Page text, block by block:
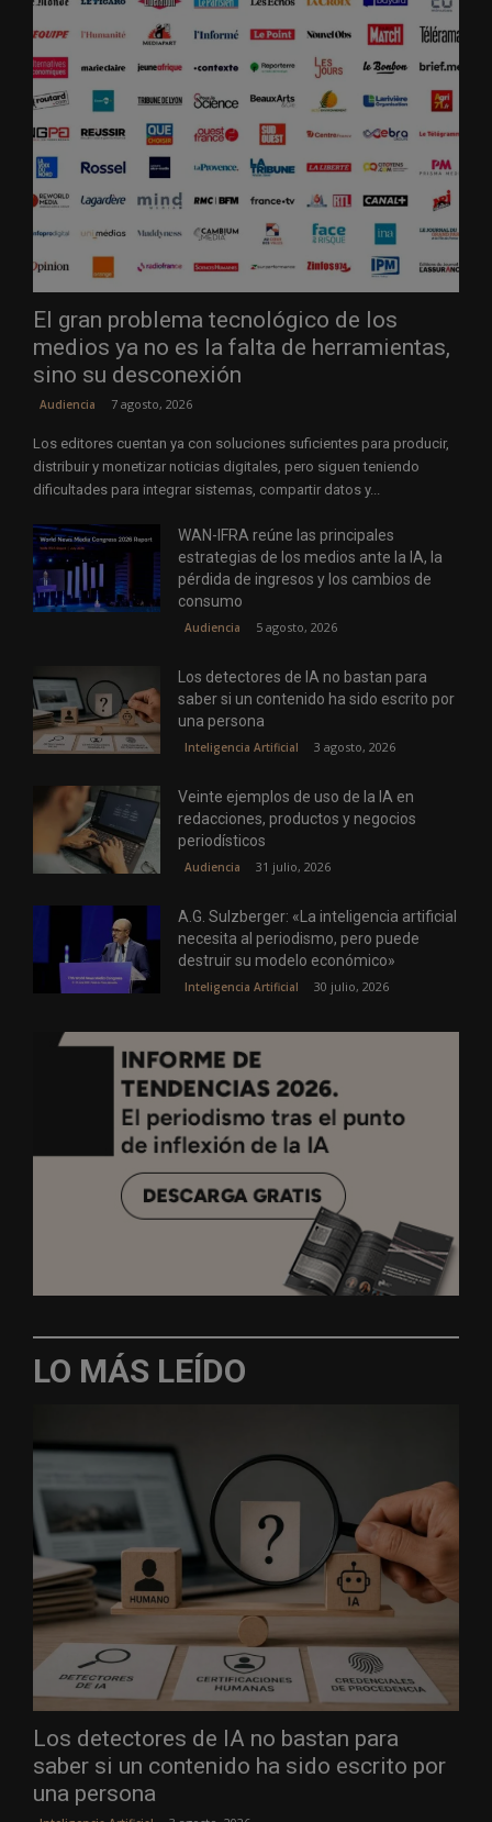
El gran problema tecnológico de los
medios ya no es la falta de herramientas,
sino su desconexión
Audiencia 7 agosto, 2026
Los editores cuentan ya con soluciones suficientes para producir,
distribuir y monetizar noticias digitales, pero siguen teniendo
dificultades para integrar sistemas, compartir datos y...
WAN-IFRA reúne las principales
estrategias de los medios ante la IA, la
pérdida de ingresos y los cambios de
consumo
Audiencia 5 agosto, 2026
Los detectores de IA no bastan para
saber si un contenido ha sido escrito por
una persona
Inteligencia Artificial 3 agosto, 2026
Veinte ejemplos de uso de la IA en
redacciones, productos y negocios
periodísticos
Audiencia 31 julio, 2026
A.G. Sulzberger: «La inteligencia artificial
necesita al periodismo, pero puede
destruir su modelo económico»
Inteligencia Artificial 30 julio, 2026
LO MÁS LEÍDO
Los detectores de IA no bastan para
saber si un contenido ha sido escrito por
una persona